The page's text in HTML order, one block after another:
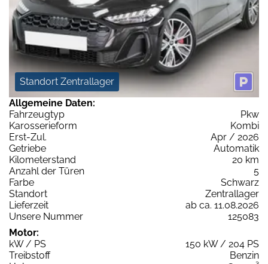
Standort Zentrallager
Allgemeine Daten:
Fahrzeugtyp
Pkw
Karosserieform
Kombi
Erst-Zul.
Apr / 2026
Getriebe
Automatik
Kilometerstand
20 km
Anzahl der Türen
5
Farbe
Schwarz
Standort
Zentrallager
Lieferzeit
ab ca. 11.08.2026
Unsere Nummer
125083
Motor:
kW / PS
150 kW / 204 PS
Treibstoff
Benzin